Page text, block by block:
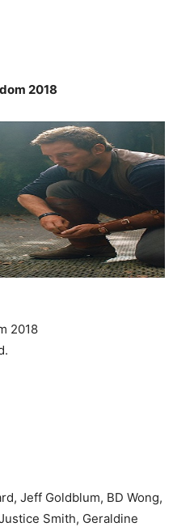
2018
2018
Jeff Goldblum, BD Wong,
Smith, Geraldine